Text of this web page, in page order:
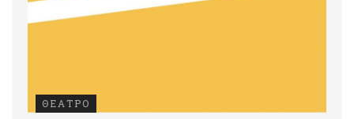
ΘΕΑΤΡΟ